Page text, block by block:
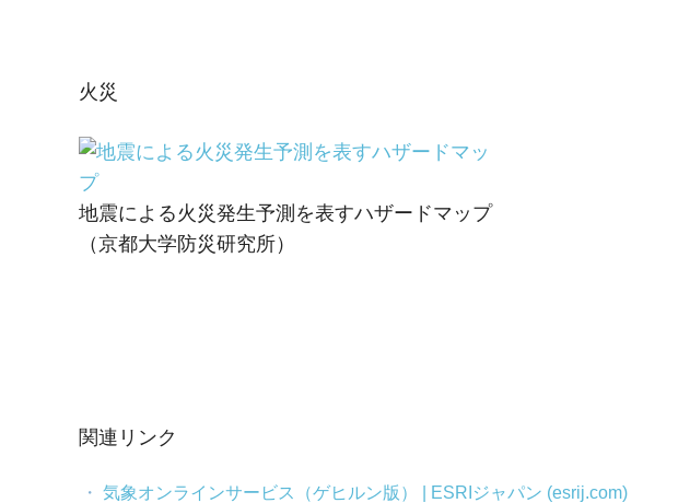
ャ
パ
火災
地震による火災発生予測を表すハザードマップ
（京都大学防災研究所）
関連リンク
気象オンラインサービス（ゲヒルン版） | ESRIジャパン (esrij.com)